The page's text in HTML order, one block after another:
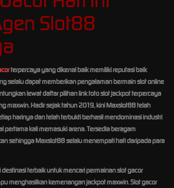
Slot88
terpercaya yang dikenal baik memiliki reputasi baik
selalu dapat memberikan pengalaman bermain slot online
lewat daftar pilihan link toto slot jackpot terpercaya
maxwin. Hadir sejak tahun 2019, kini Maxslot88 telah
harinya dan telah terbukti berhasil mendominasi industri
pertama kali memasuki arena. Tersedia beragam
sehingga Maxslot88 selalu menempati hati daripada para
destinasi terbaik untuk mencari permainan slot gacor
menghasilkan kemenangan jackpot maxwin. Slot gacor